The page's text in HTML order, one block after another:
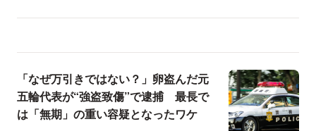
「なぜ万引きではない？」卵盗んだ元
五輪代表が“強盗致傷”で逮捕 最長で
は「無期」の重い容疑となったワケ